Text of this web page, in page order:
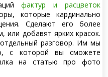
фактур и расцветок
которые кардинально
Сделают его более
добавят ярких красок.
разговор. Им мы
с которой вы сможете
на статью про фото